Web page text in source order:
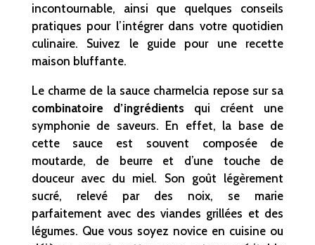
incontournable, ainsi que quelques conseils
pratiques pour l’intégrer dans votre quotidien
culinaire. Suivez le guide pour une recette
maison bluffante.
Le charme de la sauce charmelcia repose sur sa
combinatoire d’ingrédientsqui créent une
symphonie de saveurs. En effet, la base de
cette sauce est souvent composée de
moutarde, de beurre et d’une touche de
douceur avec du miel. Son goût légèrement
sucré, relevé par des noix, se marie
parfaitement avec des viandes grillées et des
légumes. Que vous soyez novice en cuisine ou